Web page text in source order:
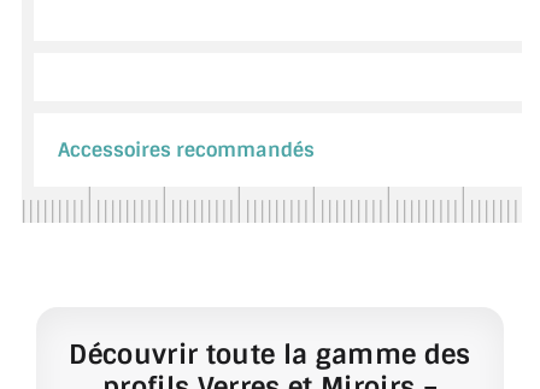
Accessoires recommandés
Découvrir toute la gamme des